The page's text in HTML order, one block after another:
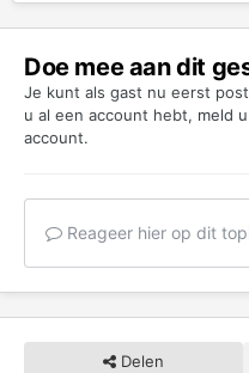
Doe mee aan dit
Je kunt als gast nu eerst
u al een account hebt, meld
account.
Reageer hier op dit
Delen